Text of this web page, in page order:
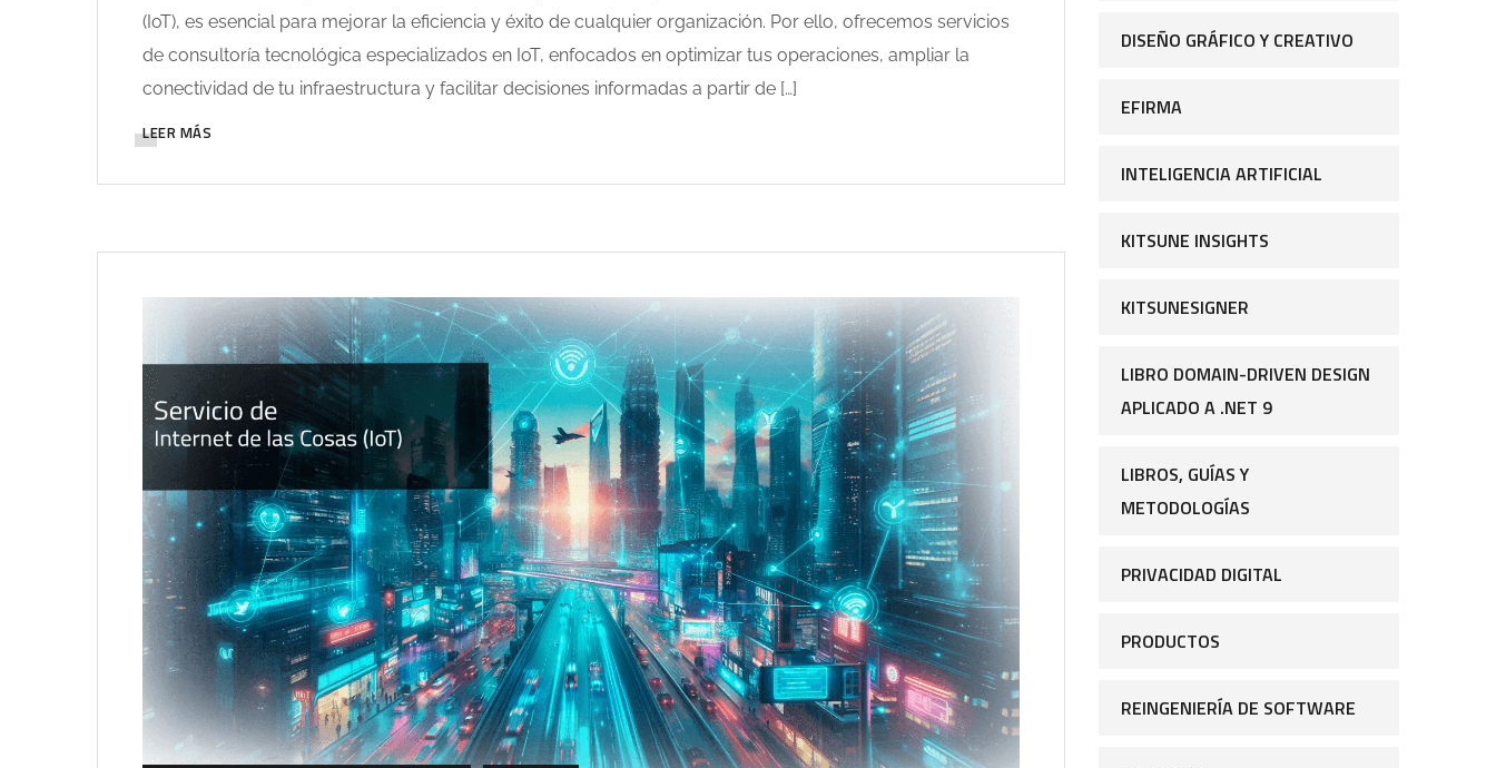
(IoT), es esencial para mejorar la eficiencia y éxito de cualquier organización. Por ello, ofrecemos servicios
de consultoría tecnológica especializados en IoT, enfocados en optimizar tus operaciones, ampliar la
conectividad de tu infraestructura y facilitar decisiones informadas a partir de […]
LEER MÁS
DISEÑO GRÁFICO Y CREATIVO
EFIRMA
INTELIGENCIA ARTIFICIAL
KITSUNE INSIGHTS
KITSUNESIGNER
LIBRO DOMAIN-DRIVEN DESIGN
APLICADO A .NET 9
LIBROS, GUÍAS Y
METODOLOGÍAS
PRIVACIDAD DIGITAL
PRODUCTOS
REINGENIERÍA DE SOFTWARE